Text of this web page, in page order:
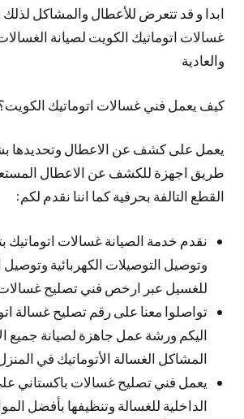
ابدا و قد تتعرض للأعطال والمشاكل
غسالات اتوماتيك الكويت لصيانة
والعادية
كيف يعمل فني غسالات اتوماتيك
يعمل على كشف عن الاعطال وتحديدها
طريق اجهزة للكشف عن الاعطال
القطع التالفة بحرفية كما اننا نقدم لكم:
نقدم خدمة الصيانة غسالات اتوماتيك
وتوصيل التوصيلات الكهربائية
للغسيل عبر ارخص فني تصليح
تواصلوا معنا على رقم تصليح غسالة
اليكم ورشة عمل جاهزة لصيانة جميع
المشاكل الغسالة الأتوماتيك في
يعمل فني تصليح غسالات باكستاني
الداخلية للغسالة وتنظيفها بأفضل